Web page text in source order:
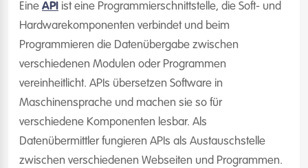
Eine API ist eine Programmierschnittstelle, die Soft- und
Hardwarekomponenten verbindet und beim
Programmieren die Datenübergabe zwischen
verschiedenen Modulen oder Programmen
vereinheitlicht. APIs übersetzen Software in
Maschinensprache und machen sie so für
verschiedene Komponenten lesbar. Als
Datenübermittler fungieren APIs als Austauschstelle
zwischen verschiedenen Webseiten und Programmen.